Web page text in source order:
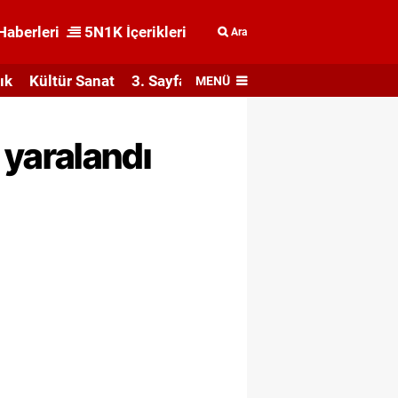
5N1K İçerikleri Ara
Kültür Sanat 3. Sayfa MENÜ